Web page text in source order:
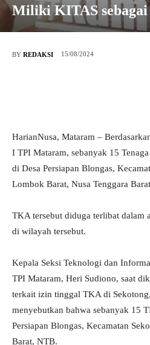
Miliki KITAS
BY REDAKSI 15/08/2024
HarianNusa, Mataram –
I TPI Mataram, sebanyak 15
di Desa Persiapan Blongas,
Lombok Barat, Nusa Tenggara
TKA tersebut diduga terlibat dalam
di wilayah tersebut.
Kepala Seksi Teknologi dan
TPI Mataram, Heri Sudiono, saat
terkait izin tinggal TKA di
menyebutkan bahwa sebanyak 15
Persiapan Blongas, Kecamatan
Barat, NTB.